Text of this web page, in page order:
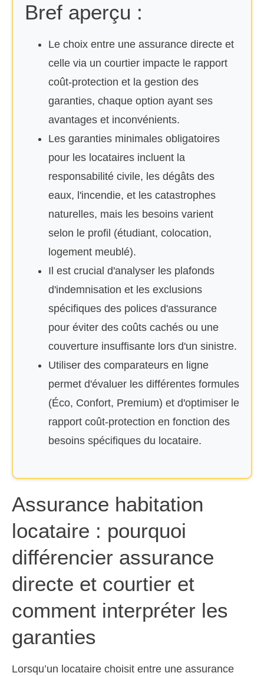
Bref aperçu :
Le choix entre une assurance directe et
celle via un courtier impacte le rapport
coût-protection et la gestion des
garanties, chaque option ayant ses
avantages et inconvénients.
Les garanties minimales obligatoires
pour les locataires incluent la
responsabilité civile, les dégâts des
eaux, l'incendie, et les catastrophes
naturelles, mais les besoins varient
selon le profil (étudiant, colocation,
logement meublé).
Il est crucial d'analyser les plafonds
d'indemnisation et les exclusions
spécifiques des polices d'assurance
pour éviter des coûts cachés ou une
couverture insuffisante lors d'un sinistre.
Utiliser des comparateurs en ligne
permet d'évaluer les différentes formules
(Éco, Confort, Premium) et d'optimiser le
rapport coût-protection en fonction des
besoins spécifiques du locataire.
Assurance habitation
locataire : pourquoi
différencier assurance
directe et courtier et
comment interpréter les
garanties
Lorsqu’un locataire choisit entre une assurance